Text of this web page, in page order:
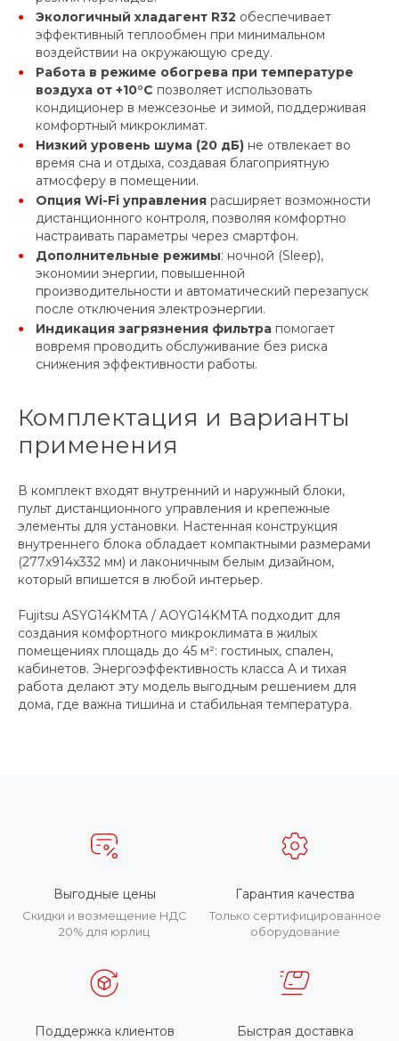
Экологичный хладагент R32 обеспечивает
эффективный теплообмен при минимальном
воздействии на окружающую среду.
Работа в режиме обогрева при температуре
воздуха от +10°С позволяет использовать
кондиционер в межсезонье и зимой, поддерживая
комфортный микроклимат.
Низкий уровень шума (20 дБ) не отвлекает во
время сна и отдыха, создавая благоприятную
атмосферу в помещении.
Опция Wi-Fi управления расширяет возможности
дистанционного контроля, позволяя комфортно
настраивать параметры через смартфон.
Дополнительные режимы: ночной (Sleep),
экономии энергии, повышенной
производительности и автоматический перезапуск
после отключения электроэнергии.
Индикация загрязнения фильтра помогает
вовремя проводить обслуживание без риска
снижения эффективности работы.
Комплектация и варианты
применения
В комплект входят внутренний и наружный блоки,
пульт дистанционного управления и крепежные
элементы для установки. Настенная конструкция
внутреннего блока обладает компактными размерами
(277x914x332 мм) и лаконичным белым дизайном,
который впишется в любой интерьер.
Fujitsu ASYG14KMTA / AOYG14KMTA подходит для
создания комфортного микроклимата в жилых
помещениях площадь до 45 м²: гостиных, спален,
кабинетов. Энергоэффективность класса A и тихая
работа делают эту модель выгодным решением для
дома, где важна тишина и стабильная температура.
Выгодные цены
Скидки и возмещение НДС
20% для юрлиц
Гарантия качества
Только сертифицированное
оборудование
Поддержка клиентов Быстрая доставка